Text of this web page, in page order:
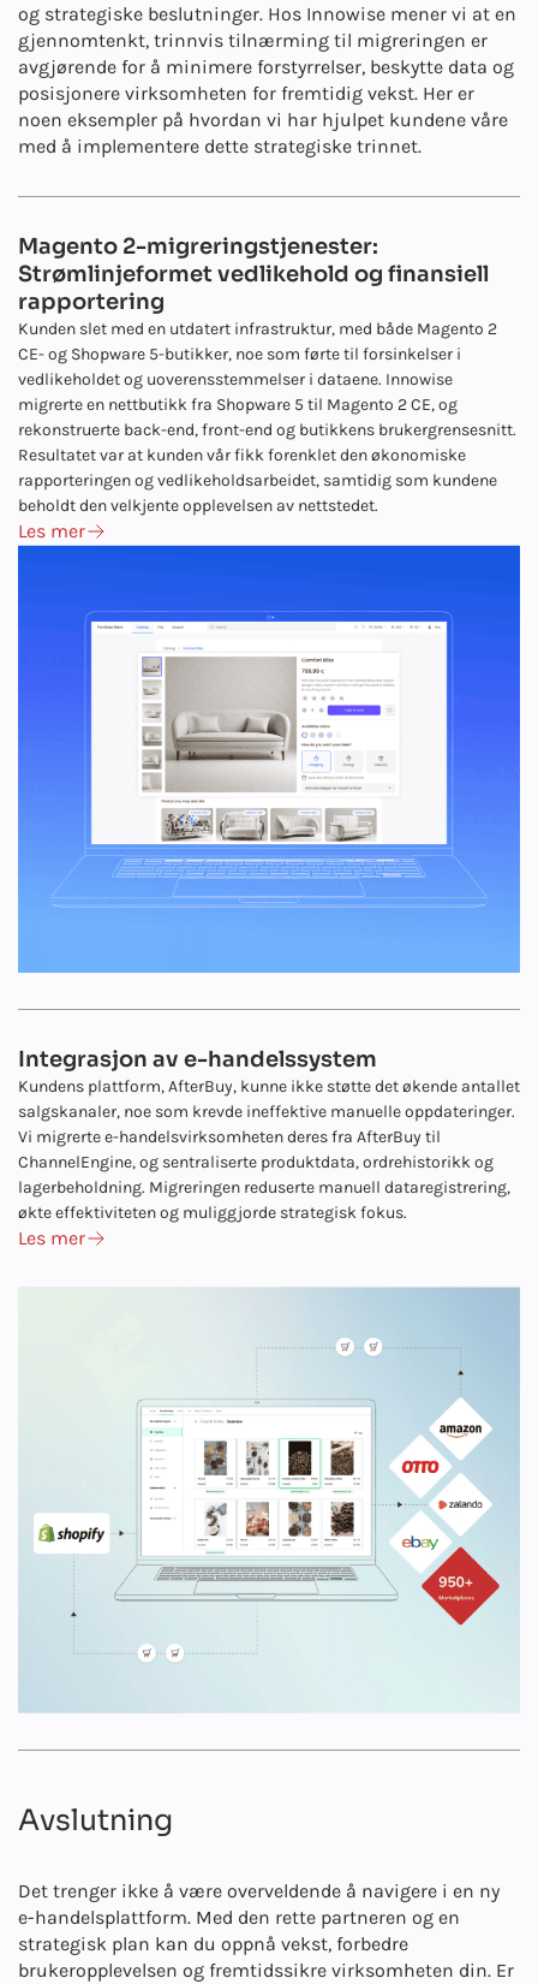
og strategiske beslutninger. Hos Innowise mener vi at en
gjennomtenkt, trinnvis tilnærming til migreringen er
avgjørende for å minimere forstyrrelser, beskytte data og
posisjonere virksomheten for fremtidig vekst. Her er
noen eksempler på hvordan vi har hjulpet kundene våre
med å implementere dette strategiske trinnet.
Magento 2-migreringstjenester:
Strømlinjeformet vedlikehold og finansiell
rapportering
Kunden slet med en utdatert infrastruktur, med både Magento 2
CE- og Shopware 5-butikker, noe som førte til forsinkelser i
vedlikeholdet og uoverensstemmelser i dataene. Innowise
migrerte en nettbutikk fra Shopware 5 til Magento 2 CE, og
rekonstruerte back-end, front-end og butikkens brukergrensesnitt.
Resultatet var at kunden vår fikk forenklet den økonomiske
rapporteringen og vedlikeholdsarbeidet, samtidig som kundene
beholdt den velkjente opplevelsen av nettstedet.
Les mer
Integrasjon av e-handelssystem
Kundens plattform, AfterBuy, kunne ikke støtte det økende antallet
salgskanaler, noe som krevde ineffektive manuelle oppdateringer.
Vi migrerte e-handelsvirksomheten deres fra AfterBuy til
ChannelEngine, og sentraliserte produktdata, ordrehistorikk og
lagerbeholdning. Migreringen reduserte manuell dataregistrering,
økte effektiviteten og muliggjorde strategisk fokus.
Les mer
Avslutning
Det trenger ikke å være overveldende å navigere i en ny
e-handelsplattform. Med den rette partneren og en
strategisk plan kan du oppnå vekst, forbedre
brukeropplevelsen og fremtidssikre virksomheten din. Er